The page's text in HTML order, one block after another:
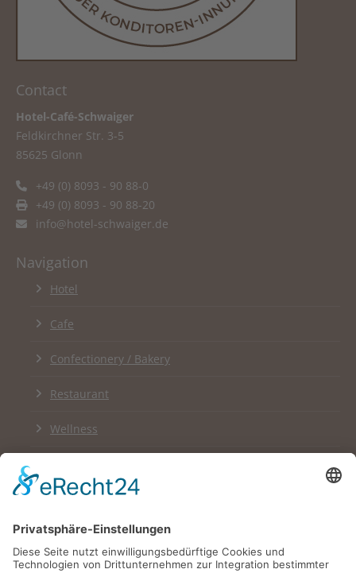
Contact
Hotel-Café-Schwaiger
Feldkirchner Str. 3-5
85625 Glonn
+49 (0) 8093 - 90 88-0
+49 (0) 8093 - 90 88-20
info@hotel-schwaiger.de
Navigation
Hotel
Cafe
Confectionery / Bakery
Restaurant
Wellness
Links